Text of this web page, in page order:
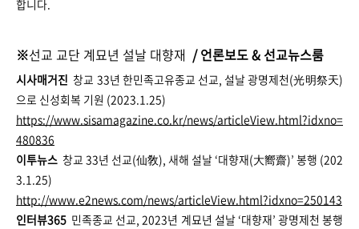
합니다.
※선교 교단 계묘년 설날 대향재 / 언론보도 & 선교뉴스룸
시사매거진 창교 33년 한민족고유종교 선교, 설날 광명제천(光明祭天)
으로 신성회복 기원 (2023.1.25)
https://www.sisamagazine.co.kr/news/articleView.html?idxno=
480836
이투뉴스 창교 33년 선교(仙敎), 새해 설날 ‘대향재(大嚮齋)’ 봉행 (202
3.1.25)
http://www.e2news.com/news/articleView.html?idxno=250143
인터뷰365 민족종교 선교, 2023년 계묘년 설날 ‘대향재’ 광명제천 봉행